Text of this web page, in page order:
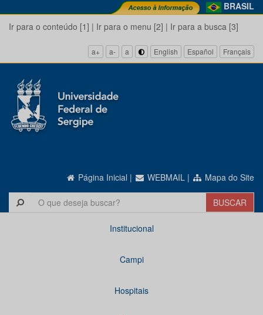
BRASIL
Ir para o conteúdo [1] | Ir para o menu [2] | Ir para a busca [3]
a+ a- a English Español Français
Página Inicial | WEBMAIL | Mapa do Site
Institucional
Campi
Hospitais